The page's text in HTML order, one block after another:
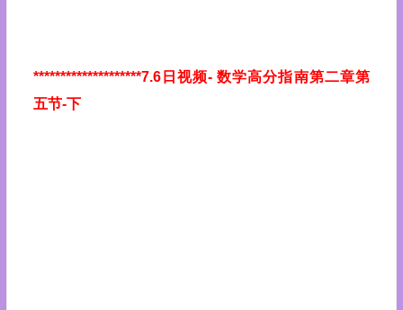
********************7.6日视频- 数学高分指南第二章第
五节-下